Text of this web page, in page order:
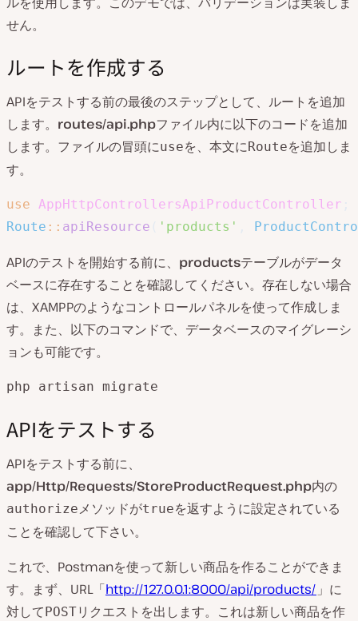
せん。
ルートを作成する
APIをテストする前の最後のステップとして、ルートを追加
します。 routes/api.phpファイル内に以下のコードを追加
します。ファイルの冒頭にuseを、本文にRouteを追加しま
す。
use AppHttpControllersApiProductController
Route :: apiResource 'products'
APIのテストを開始する前に、 productsテーブルがデータ
ベースに存在することを確認してください。存在しない場合
は、XAMPPのようなコントロールパネルを使って作成しま
す。また、以下のコマンドで、データベースのマイグレーシ
ョンも可能です。
php artisan migrate
APIをテストする
APIをテストする前に、
app/Http/Requests/StoreProductRequest.php内の
authorizeメソッドがtrueを返すように設定されている
ことを確認して下さい。
これで、Postmanを使って新しい商品を作ることができま
す。まず、URL「http://127.0.0.1:8000/api/products/ 」に
対してPOSTリクエストを出します。これは新しい商品を作